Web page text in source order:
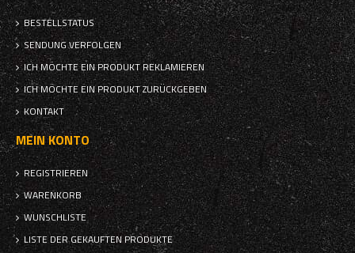
BESTELLSTATUS
SENDUNG VERFOLGEN
ICH MÖCHTE EIN PRODUKT REKLAMIEREN
ICH MÖCHTE EIN PRODUKT ZURÜCKGEBEN
KONTAKT
MEIN KONTO
REGISTRIEREN
WARENKORB
WUNSCHLISTE
LISTE DER GEKAUFTEN PRODUKTE